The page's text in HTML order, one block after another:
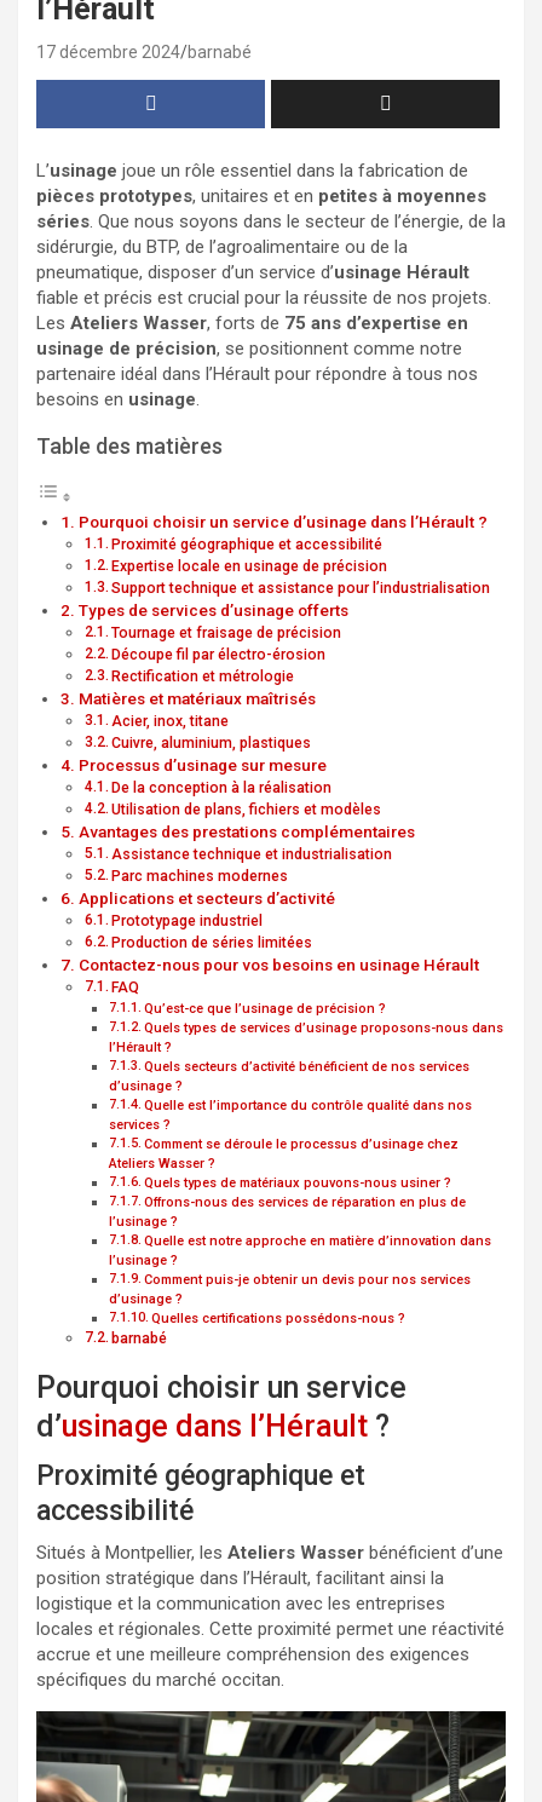
l’Hérault
17 décembre 2024 barnabé
L’usinage joue un rôle essentiel dans la fabrication de
pièces prototypes, unitaires et en petites à moyennes
séries. Que nous soyons dans le secteur de l’énergie, de la
sidérurgie, du BTP, de l’agroalimentaire ou de la
pneumatique, disposer d’un service d’usinage Hérault
fiable et précis est crucial pour la réussite de nos projets.
Les Ateliers Wasser, forts de 75 ans d’expertise en
usinage de précision, se positionnent comme notre
partenaire idéal dans l’Hérault pour répondre à tous nos
besoins en usinage.
Table des matières
Pourquoi choisir un service d’usinage dans l’Hérault ?
Proximité géographique et accessibilité
Expertise locale en usinage de précision
Support technique et assistance pour l’industrialisation
Types de services d’usinage offerts
Tournage et fraisage de précision
Découpe fil par électro-érosion
Rectification et métrologie
Matières et matériaux maîtrisés
Acier, inox, titane
Cuivre, aluminium, plastiques
Processus d’usinage sur mesure
De la conception à la réalisation
Utilisation de plans, fichiers et modèles
Avantages des prestations complémentaires
Assistance technique et industrialisation
Parc machines modernes
Applications et secteurs d’activité
Prototypage industriel
Production de séries limitées
Contactez-nous pour vos besoins en usinage Hérault
FAQ
Qu’est-ce que l’usinage de précision ?
Quels types de services d’usinage proposons-nous dans
l’Hérault ?
Quels secteurs d’activité bénéficient de nos services
d’usinage ?
Quelle est l’importance du contrôle qualité dans nos
services ?
Comment se déroule le processus d’usinage chez
Ateliers Wasser ?
Quels types de matériaux pouvons-nous usiner ?
Offrons-nous des services de réparation en plus de
l’usinage ?
Quelle est notre approche en matière d’innovation dans
l’usinage ?
Comment puis-je obtenir un devis pour nos services
d’usinage ?
Quelles certifications possédons-nous ?
barnabé
Pourquoi choisir un service
d’usinage dans l’Hérault ?
Proximité géographique et
accessibilité
Situés à Montpellier, les Ateliers Wasser bénéficient d’une
position stratégique dans l’Hérault, facilitant ainsi la
logistique et la communication avec les entreprises
locales et régionales. Cette proximité permet une réactivité
accrue et une meilleure compréhension des exigences
spécifiques du marché occitan.